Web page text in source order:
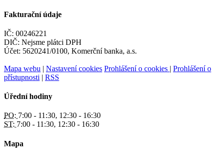
Fakturační údaje
IČ: 00246221
DIČ: Nejsme plátci DPH
Účet: 5620241/0100, Komerční banka, a.s.
Mapa webu | Nastavení cookies Prohlášení o cookies | Prohlášení o
přístupnosti | RSS
Úřední hodiny
PO: 7:00 - 11:30, 12:30 - 16:30
ST: 7:00 - 11:30, 12:30 - 16:30
Mapa